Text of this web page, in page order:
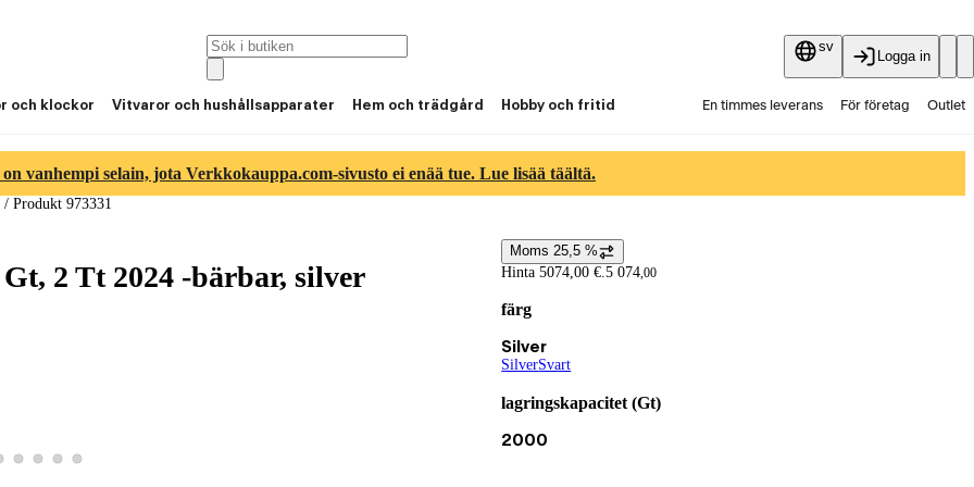
sv
Logga in
och klockor Vitvaror och hushållsapparater Hem och trädgård Hobby och fritid En timmes leverans För företag Outlet
on vanhempi selain, jota Verkkokauppa.com-sivusto ei enää tue. Lue lisää täältä.
/ Produkt 973331
2 Tt 2024 -bärbar, silver
3 4
produktbild 5
Visa produktbild 6
Visa produktbild 7
Visa produktbild 8
Visa produktbild 9
Prisinformation
Moms 25,5 %
Hinta 5074,00 €.5 074,00
färg
Nuvarande val Silver
Silver
Silver(färg)
Svart
lagringskapacitet (Gt)
Nuvarande val 2000
2000